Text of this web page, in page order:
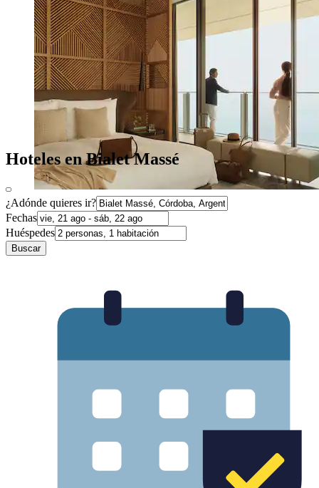
Hoteles en Bialet Massé
¿Adónde quieres ir?
Fechas
Huéspedes
Buscar